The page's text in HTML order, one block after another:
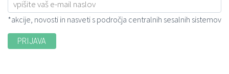
*akcije, novosti in nasveti s področja centralnih sesalnih sistemov